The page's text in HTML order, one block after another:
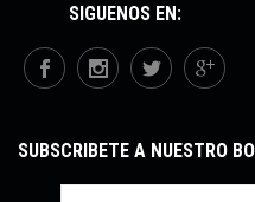
SÍGUENOS EN:
SUBSCRÍBETE A NUESTRO